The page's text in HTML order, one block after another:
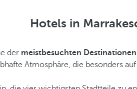
Hotels in
der meistbesuchten Destinationen
Atmosphäre, die besonders